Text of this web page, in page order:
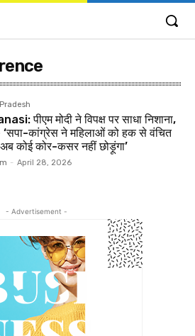
पीएम मोदी ने विपक्ष पर साधा निशाना,
कांग्रेस ने महिलाओं को हक से वंचित
कोई कोर-कसर नहीं छोड़ूंगा’
- April 28, 2026
- Advertisement -